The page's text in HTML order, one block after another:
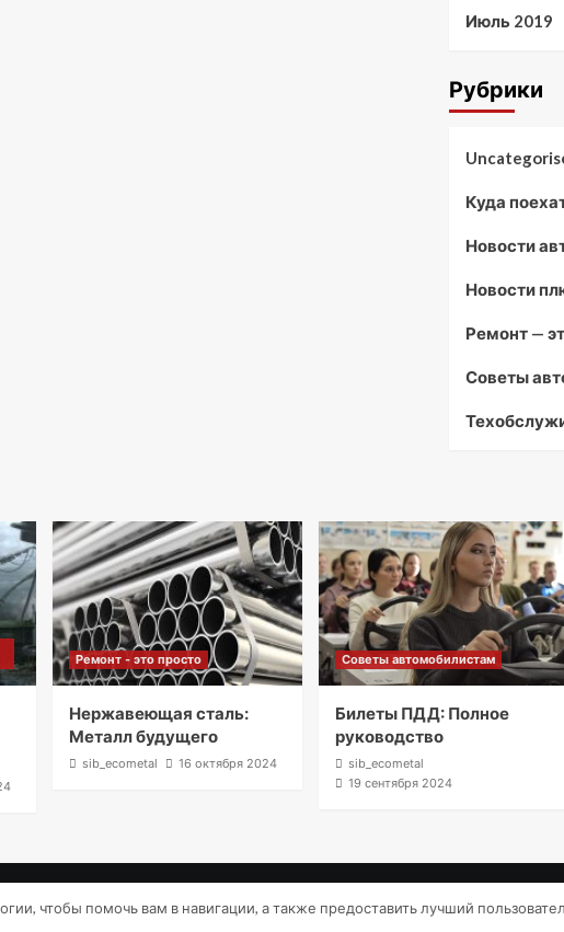
Июль 2019
Рубрики
Куда
Новости
Новости
Ремонт —
Советы
Ремонт - это просто
Нержавеющая сталь:
Металл будущего
sib_ecometal 16 октября 2024
Советы автомобилистам
Билеты ПДД: Полное
руководство
sib_ecometal
19 сентября 2024
© Все права защищены.
чтобы помочь вам в навигации, а также предоставить лучший